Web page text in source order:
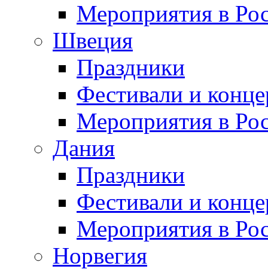
Мероприятия в
Швеция
Праздники
Фестивали и
Мероприятия в
Дания
Праздники
Фестивали и
Мероприятия в
Норвегия